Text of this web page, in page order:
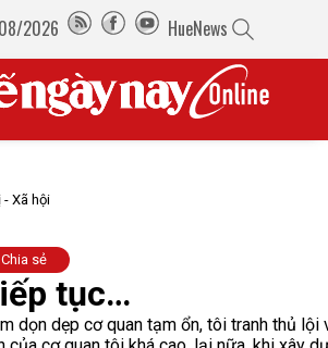
2026 HueNews
- Xã hội
Chia sẻ
tục…
dọn dẹp cơ quan tạm ổn, tôi tranh thủ